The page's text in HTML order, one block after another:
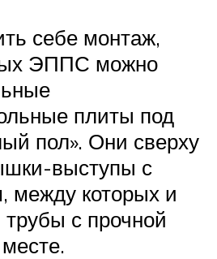
себе монтаж,
ЭППС можно
плиты под
пол». Они сверху
выступы с
между которых и
с прочной